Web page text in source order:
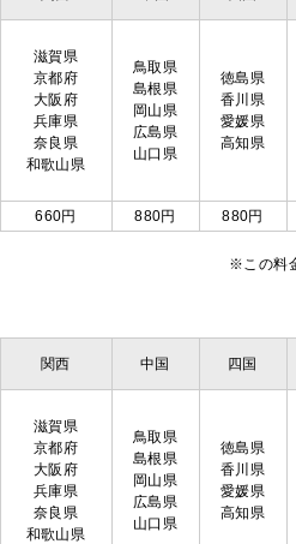
滋賀県
京都府
大阪府
兵庫県
奈良県
和歌山県
鳥取県
島根県
岡山県
広島県
山口県
徳島県
香川県
愛媛県
高知県
660円 880円 880円
※この料
関西 中国 四国
滋賀県
京都府
大阪府
兵庫県
奈良県
和歌山県
鳥取県
島根県
岡山県
広島県
山口県
徳島県
香川県
愛媛県
高知県